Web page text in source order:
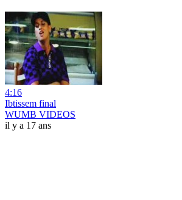
4:16
Ibtissem final
WUMB VIDEOS
il y a 17 ans